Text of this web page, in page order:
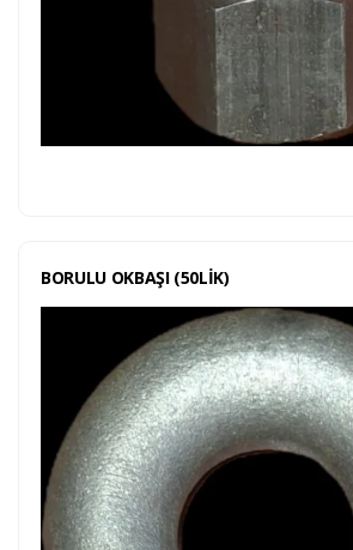
BORULU OKBAŞI (50LİK)